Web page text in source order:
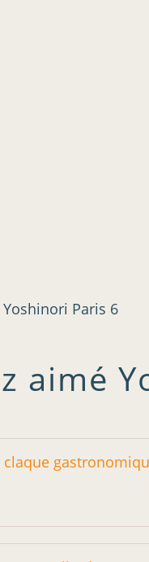
Paris 6
aimé